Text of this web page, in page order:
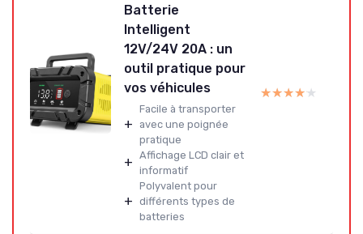
Batterie
Intelligent
12V/24V 20A : un
outil pratique pour
vos véhicules
+
Facile à transporter
avec une poignée
pratique
+ Affichage LCD clair et
informatif
+
Polyvalent pour
différents types de
batteries
★★★★★
★★★★★